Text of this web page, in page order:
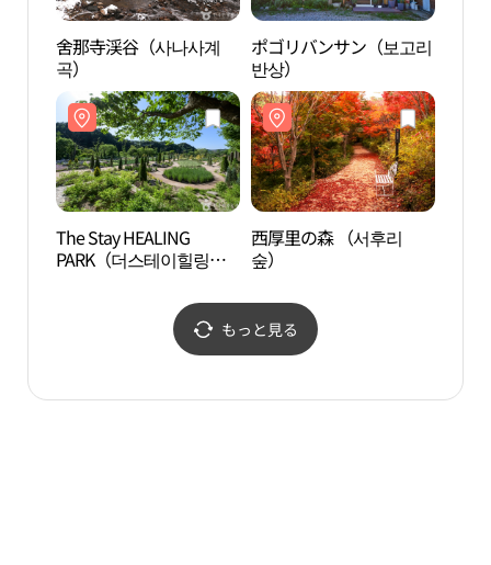
舍那寺渓谷（사나사계
곡）
ポゴリバンサン（보고리
반상）
The Stay HEALING
PARK（더스테이힐링파
西厚里の森 （서후리
숲）
もっと見る